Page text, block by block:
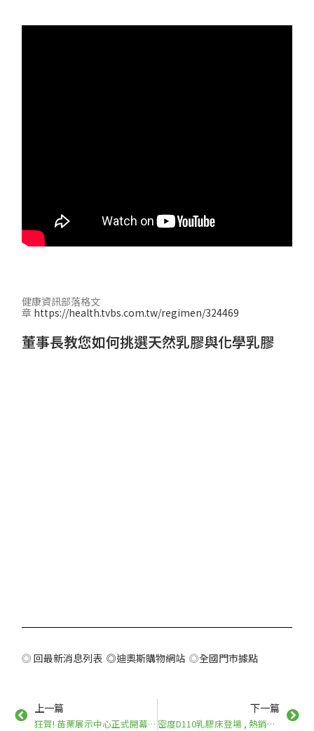
健康資訊部落格文
章 https://health.tvbs.com.tw/regimen/324469
董事長教您如何挑選天然乳膠與化學乳膠
◎ 回最新消息列表 ◎迪奧斯購物網站 ◎全國門市據點
上一篇
狂賀! 苗栗展示中心正式開幕，歡迎大家來預約試躺
下一篇
密度D110乳膠床登場 , 熱銷中 ! 再送市價5,600 兩顆眠花糖枕